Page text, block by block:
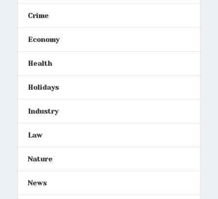
Crime
Economy
Health
Holidays
Industry
Law
Nature
News